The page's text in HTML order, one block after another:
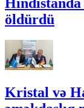
Hindistanda
öldürdü
Kristal və